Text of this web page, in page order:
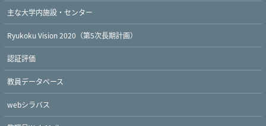
主な大学内施設・センター
Ryukoku Vision 2020（第5次長期計画）
認証評価
教員データベース
webシラバス